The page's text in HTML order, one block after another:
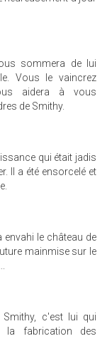
sommera de lui
Vous le vaincrez
aidera à vous
de Smithy.
qui était jadis
Il a été ensorcelé et
envahi le château de
mainmise sur le
Smithy, c'est lui qui
la fabrication des